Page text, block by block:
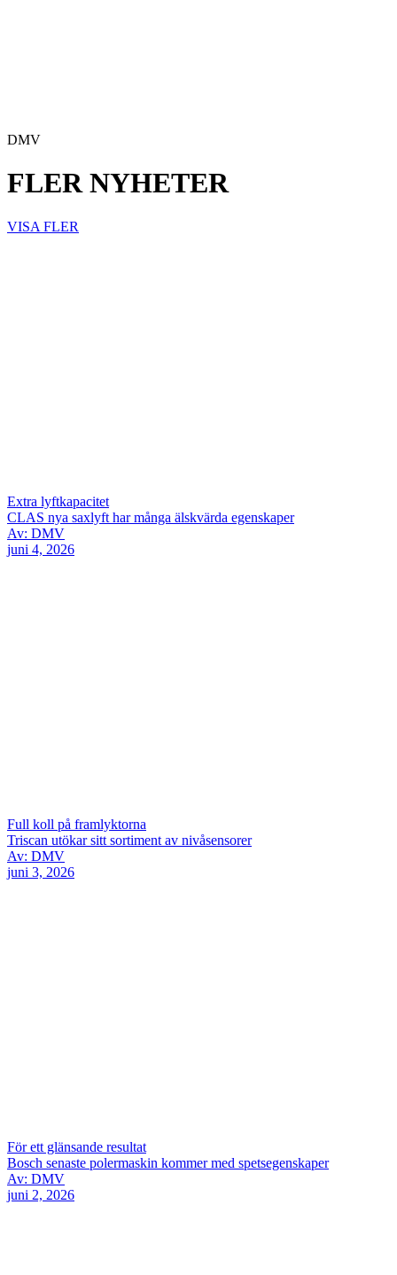
DMV
FLER NYHETER
VISA FLER
Extra lyftkapacitet
CLAS nya saxlyft har många älskvärda egenskaper
Av: DMV
juni 4, 2026
Full koll på framlyktorna
Triscan utökar sitt sortiment av nivåsensorer
Av: DMV
juni 3, 2026
För ett glänsande resultat
Bosch senaste polermaskin kommer med spetsegenskaper
Av: DMV
juni 2, 2026